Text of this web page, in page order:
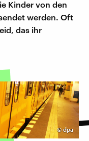
Kinder von den
werden. Oft
das ihr
© dpa